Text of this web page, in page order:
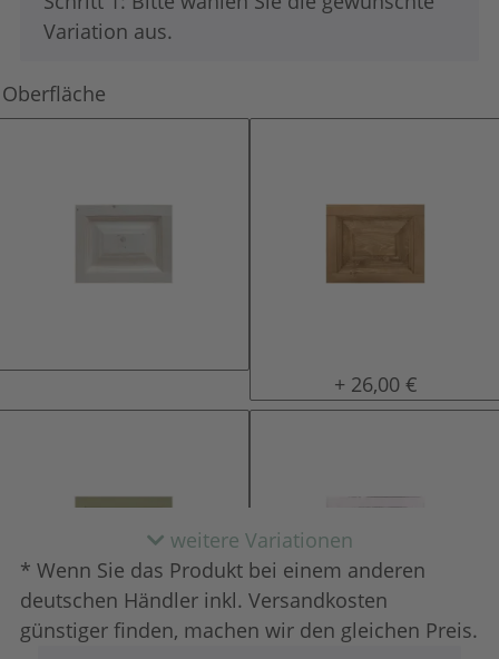
Variation aus.
Oberfläche
gewachst
+ 26,00 €
weitere Variationen
* Wenn Sie das Produkt bei einem anderen
deutschen Händler inkl. Versandkosten
günstiger finden, machen wir den gleichen Preis.